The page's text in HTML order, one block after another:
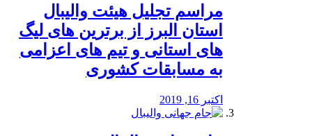
مراسم تجلیل هیئت والیبال
استان البرز از برترین های لیگ
های استانی و تیم های اعزامی
به مسابقات کشوری
اکتبر 16, 2019